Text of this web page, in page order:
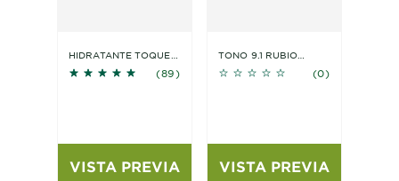
HIDRATANTE TOQUE
C
5 out of 5 stars based on reviews
(89)
VISTA PREVIA
TONO 9.1 RUBIO
No reviews (0)
VISTA PREVIA